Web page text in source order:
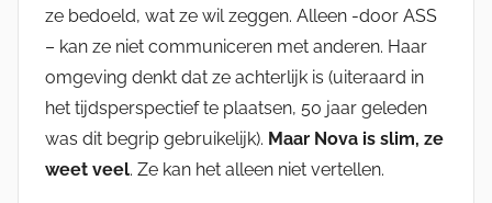
ze bedoeld, wat ze wil zeggen. Alleen -door ASS
– kan ze niet communiceren met anderen. Haar
omgeving denkt dat ze achterlijk is (uiteraard in
het tijdsperspectief te plaatsen, 50 jaar geleden
was dit begrip gebruikelijk). Maar Nova is slim, ze
weet veel. Ze kan het alleen niet vertellen.